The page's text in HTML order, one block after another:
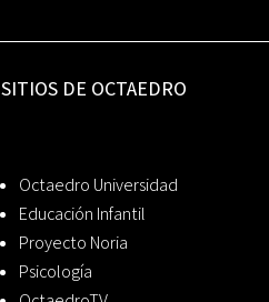
SITIOS DE OCTAEDRO
Octaedro Universidad
Educación Infantil
Proyecto Noria
Psicología